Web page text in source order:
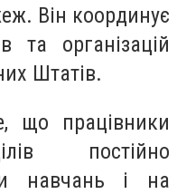
Він координує
та організацій
Штатів.
що працівники
постійно
навчань і на